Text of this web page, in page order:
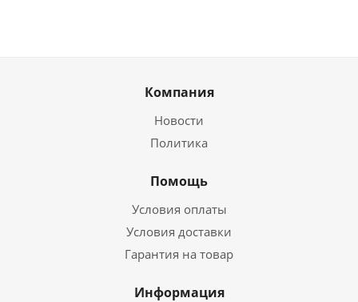
Компания
Новости
Политика
Помощь
Условия оплаты
Условия доставки
Гарантия на товар
Информация